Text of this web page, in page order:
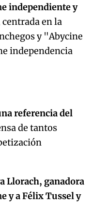
independiente y
en la
y "Abycine
independencia
referencia del
de tantos
Llorach, ganadora
y a Félix Tussel y